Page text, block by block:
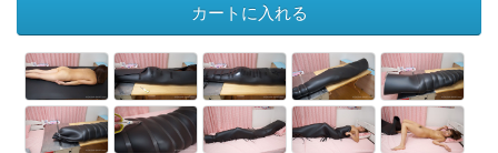
カートに入れる